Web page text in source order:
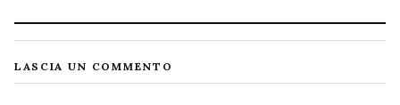
LASCIA UN COMMENTO